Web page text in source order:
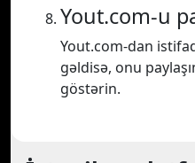
Yout.com-u
Yout.com-dan
gəldisə, onu
göstərin.